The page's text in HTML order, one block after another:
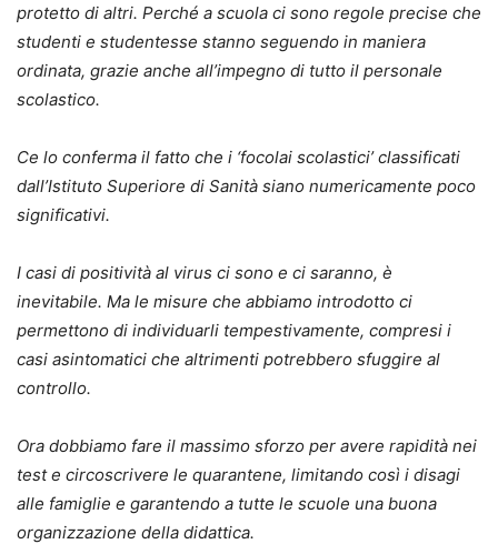
protetto di altri. Perché a scuola ci sono regole precise che
studenti e studentesse stanno seguendo in maniera
ordinata, grazie anche all’impegno di tutto il personale
scolastico.
Ce lo conferma il fatto che i ‘focolai scolastici’ classificati
dall’Istituto Superiore di Sanità siano numericamente poco
significativi.
I casi di positività al virus ci sono e ci saranno, è
inevitabile. Ma le misure che abbiamo introdotto ci
permettono di individuarli tempestivamente, compresi i
casi asintomatici che altrimenti potrebbero sfuggire al
controllo.
Ora dobbiamo fare il massimo sforzo per avere rapidità nei
test e circoscrivere le quarantene, limitando così i disagi
alle famiglie e garantendo a tutte le scuole una buona
organizzazione della didattica.